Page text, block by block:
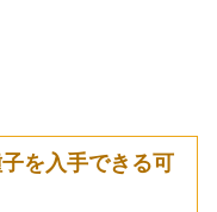
を入手できる可